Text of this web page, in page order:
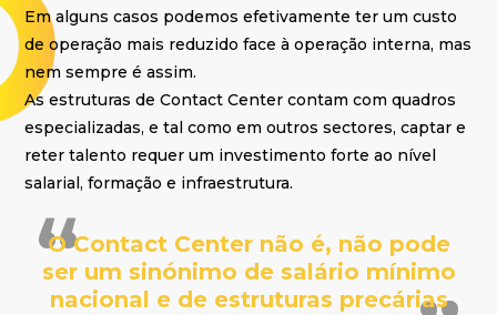
Em alguns casos podemos efetivamente ter um custo
de operação mais reduzido face à operação interna, mas
nem sempre é assim.
As estruturas de Contact Center contam com quadros
especializadas, e tal como em outros sectores, captar e
reter talento requer um investimento forte ao nível
salarial, formação e infraestrutura.
O Contact Center não é, não pode
ser um sinónimo de salário mínimo
nacional e de estruturas precárias